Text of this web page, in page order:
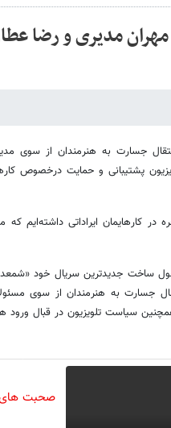
مدیری و رضا
جسارت به هنرمندان از سوی
پشتیبانی و حمایت درخصوص
در کارهایمان ایراداتی داشته‌ایم که
جدیدترین سریال خود
جسارت به هنرمندان از سوی
سیاست تلویزیون در قبال ورود
صحبت های